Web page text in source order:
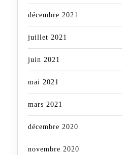
décembre 2021
juillet 2021
juin 2021
mai 2021
mars 2021
décembre 2020
novembre 2020